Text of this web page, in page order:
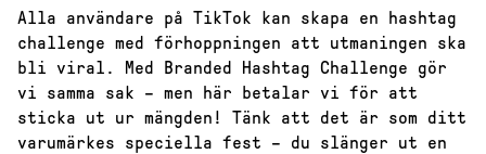
Alla användare på TikTok kan skapa en hashtag
challenge med förhoppningen att utmaningen ska
bli viral. Med Branded Hashtag Challenge gör
vi samma sak – men här betalar vi för att
sticka ut ur mängden! Tänk att det är som ditt
varumärkes speciella fest – du slänger ut en